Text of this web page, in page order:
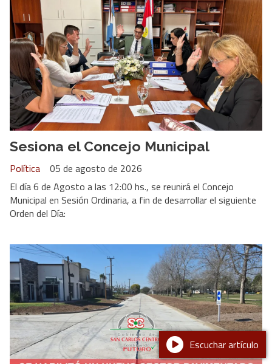
Sesiona el Concejo Municipal
Política
05 de agosto de 2026
El día 6 de Agosto a las 12:00 hs., se reunirá el Concejo
Municipal en Sesión Ordinaria, a fin de desarrollar el siguiente
Orden del Día:
Escuchar artículo